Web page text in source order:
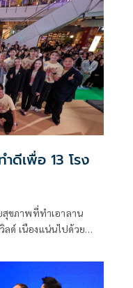
และเซอร์ไพรส์พิเศษ
ถูกใจคนไทยและ
ดีเพื่อ 13 โรง
สุขภาพที่ทำเอาลาน
ลด์ เนืองแน่นไปด้วย
โรงพยาบาล’ งานวิ่ง
จัดซื้ออุปกรณ์ทางการ